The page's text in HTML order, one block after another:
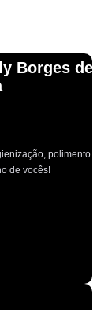
polimento
de vocês!
Borges de